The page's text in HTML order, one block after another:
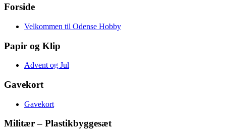
Forside
Velkommen til Odense Hobby
Papir og Klip
Advent og Jul
Gavekort
Gavekort
Militær – Plastikbyggesæt